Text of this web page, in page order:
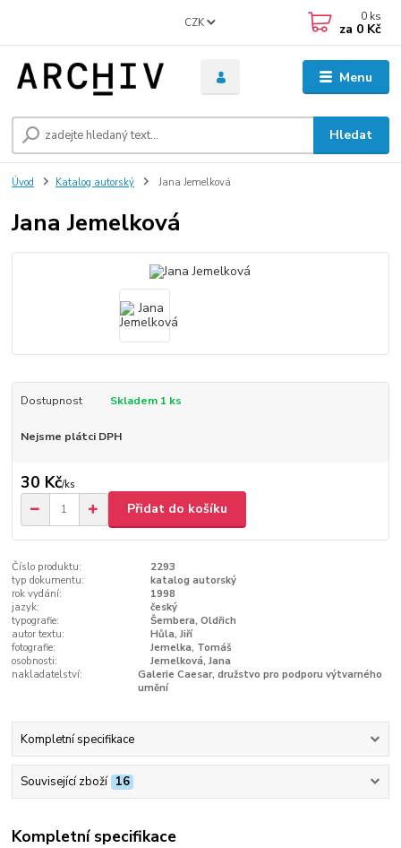
Menu
CZK
Hledat
0 ks
za 0 Kč
Úvod Katalog autorský Jana Jemelková
Jana Jemelková
Dostupnost Skladem 1 ks
Nejsme plátci DPH
30 Kč/ks
Přidat do košíku
Číslo produktu:
2293
typ dokumentu:
katalog autorský
rok vydání:
1998
jazyk:
český
typografie:
Šembera, Oldřich
autor textu:
Hůla, Jiří
fotografie:
Jemelka, Tomáš
osobnosti:
Jemelková, Jana
nakladatelství:
Galerie Caesar, družstvo pro podporu výtvarného
umění
Kompletní specifikace
Související zboží 16
Kompletní specifikace